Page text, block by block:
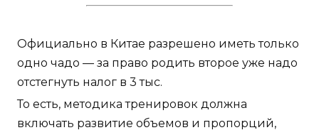
Официально в Китае разрешено иметь только
одно чадо — за право родить второе уже надо
отстегнуть налог в 3 тыс.
То есть, методика тренировок должна
включать развитие объемов и пропорций,